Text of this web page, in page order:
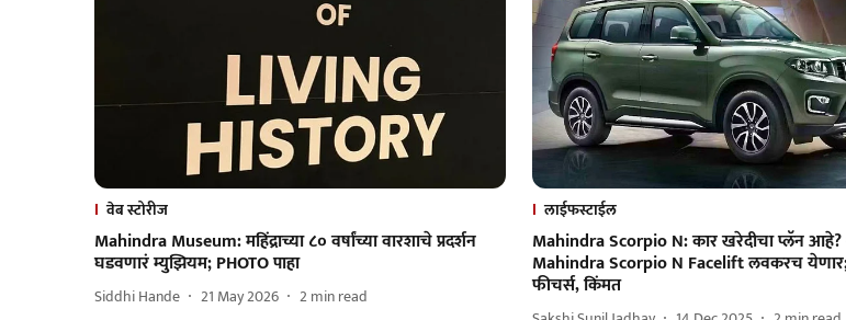
वेब स्टोरीज
Mahindra Museum: महिंद्राच्या ८० वर्षांच्या वारशाचे प्रदर्शन
घडवणारं म्युझियम; PHOTO पाहा
Siddhi Hande 21 May 2026 2min read
लाईफस्टाईल
Mahindra Scorpio N: कार खरेदीचा प्लॅन आहे?
Mahindra Scorpio N Facelift लवकरच
फीचर्स, किंमत